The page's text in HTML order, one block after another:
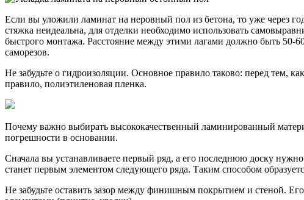
Если вы уложили ламинат на неровный пол из бетона, то уже через
стяжка неидеальна, для отделки необходимо использовать
быстрого монтажа. Расстояние между этими лагами должно быть 50-
саморезов.
Не забудьте о гидроизоляции. Основное правило таково: перед тем,
правило, полиэтиленовая пленка.
Почему важно выбирать высококачественный ламинированный
погрешности в основании.
Сначала вы устанавливаете первый ряд, а его последнюю доску нужно
станет первым элементом следующего ряда. Таким способом
Не забудьте оставить зазор между финишным покрытием и стеной.